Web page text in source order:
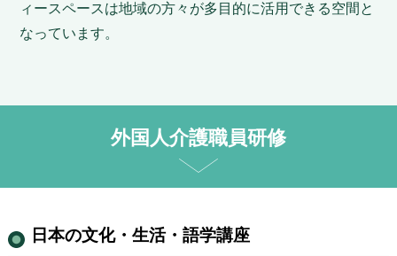
ィースペースは地域の方々が多目的に活用できる空間と
なっています。
外国人介護職員研修
日本の文化・生活・語学講座